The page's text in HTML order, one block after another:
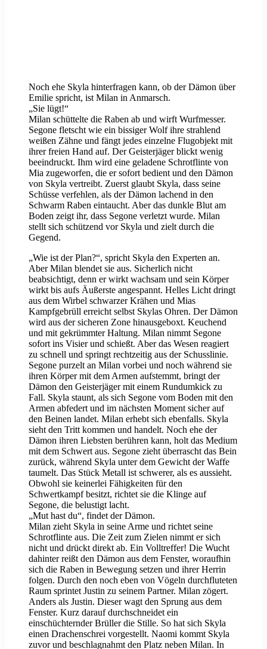
Noch ehe Skyla hinterfragen kann, ob der Dämon über
Emilie spricht, ist Milan in Anmarsch.
„Sie lügt!“
Milan schüttelte die Raben ab und wirft Wurfmesser.
Segone fletscht wie ein bissiger Wolf ihre strahlend
weißen Zähne und fängt jedes einzelne Flugobjekt mit
ihrer freien Hand auf. Der Geisterjäger blickt wenig
beeindruckt. Ihm wird eine geladene Schrotflinte von
Mia zugeworfen, die er sofort bedient und den Dämon
von Skyla vertreibt. Zuerst glaubt Skyla, dass seine
Schüsse verfehlen, als der Dämon lachend in den
Schwarm Raben eintaucht. Aber das dunkle Blut am
Boden zeigt ihr, dass Segone verletzt wurde. Milan
stellt sich schützend vor Skyla und zielt durch die
Gegend.
„Wie ist der Plan?“, spricht Skyla den Experten an.
Aber Milan blendet sie aus. Sicherlich nicht
beabsichtigt, denn er wirkt wachsam und sein Körper
wirkt bis aufs Äußerste angespannt. Helles Licht dringt
aus dem Wirbel schwarzer Krähen und Mias
Kampfgebrüll erreicht selbst Skylas Ohren. Der Dämon
wird aus der sicheren Zone hinausgeboxt. Keuchend
und mit gekrümmter Haltung. Milan nimmt Segone
sofort ins Visier und schießt. Aber das Wesen reagiert
zu schnell und springt rechtzeitig aus der Schusslinie.
Segone purzelt an Milan vorbei und noch während sie
ihren Körper mit dem Armen aufstemmt, bringt der
Dämon den Geisterjäger mit einem Rundumkick zu
Fall. Skyla staunt, als sich Segone vom Boden mit den
Armen abfedert und im nächsten Moment sicher auf
den Beinen landet. Milan erhebt sich ebenfalls. Skyla
sieht den Tritt kommen und handelt. Noch ehe der
Dämon ihren Liebsten berühren kann, holt das Medium
mit dem Schwert aus. Segone zieht überrascht das Bein
zurück, während Skyla unter dem Gewicht der Waffe
taumelt. Das Stück Metall ist schwerer, als es aussieht.
Obwohl sie keinerlei Fähigkeiten für den
Schwertkampf besitzt, richtet sie die Klinge auf
Segone, die belustigt lacht.
„Mut hast du“, findet der Dämon.
Milan zieht Skyla in seine Arme und richtet seine
Schrotflinte aus. Die Zeit zum Zielen nimmt er sich
nicht und drückt direkt ab. Ein Volltreffer! Die Wucht
dahinter reißt den Dämon aus dem Fenster, woraufhin
sich die Raben in Bewegung setzen und ihrer Herrin
folgen. Durch den noch eben von Vögeln durchfluteten
Raum sprintet Justin zu seinem Partner. Milan zögert.
Anders als Justin. Dieser wagt den Sprung aus dem
Fenster. Kurz darauf durchschneidet ein
einschüchternder Brüller die Stille. So hat sich Skyla
einen Drachenschrei vorgestellt. Naomi kommt Skyla
zuvor und beschlagnahmt den Platz neben Milan. In